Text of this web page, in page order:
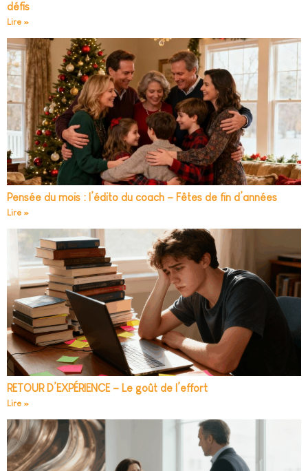
défis
Lire »
Pensée du mois : l’édito du coach – Fêtes de fin d’années
Lire »
RETOUR D’EXPÉRIENCE – Le goût de l’effort
Lire »